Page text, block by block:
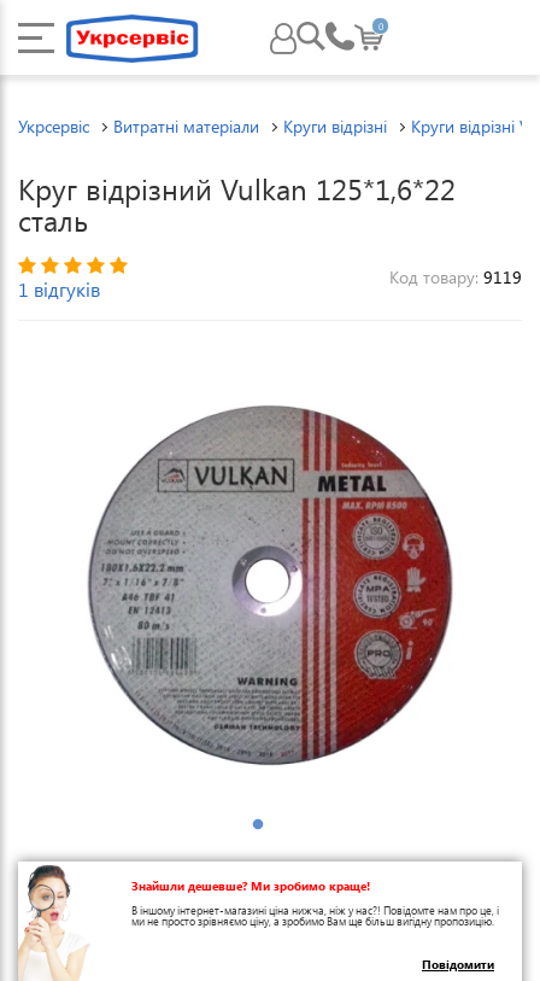
0
Укрсервіс Витратні матеріали Круги відрізні Круги відрізні
Круг відрізний Vulkan 125*1,6*22
сталь
1 відгуків Код товару: 9119
Знайшли дешевше? Ми зробимо краще!
В іншому інтернет-магазині ціна нижча, ніж у нас?! Повідомте нам про це, і
ми не просто зрівняємо ціну, а зробимо Вам ще більш вигідну пропозицію.
Повідомити